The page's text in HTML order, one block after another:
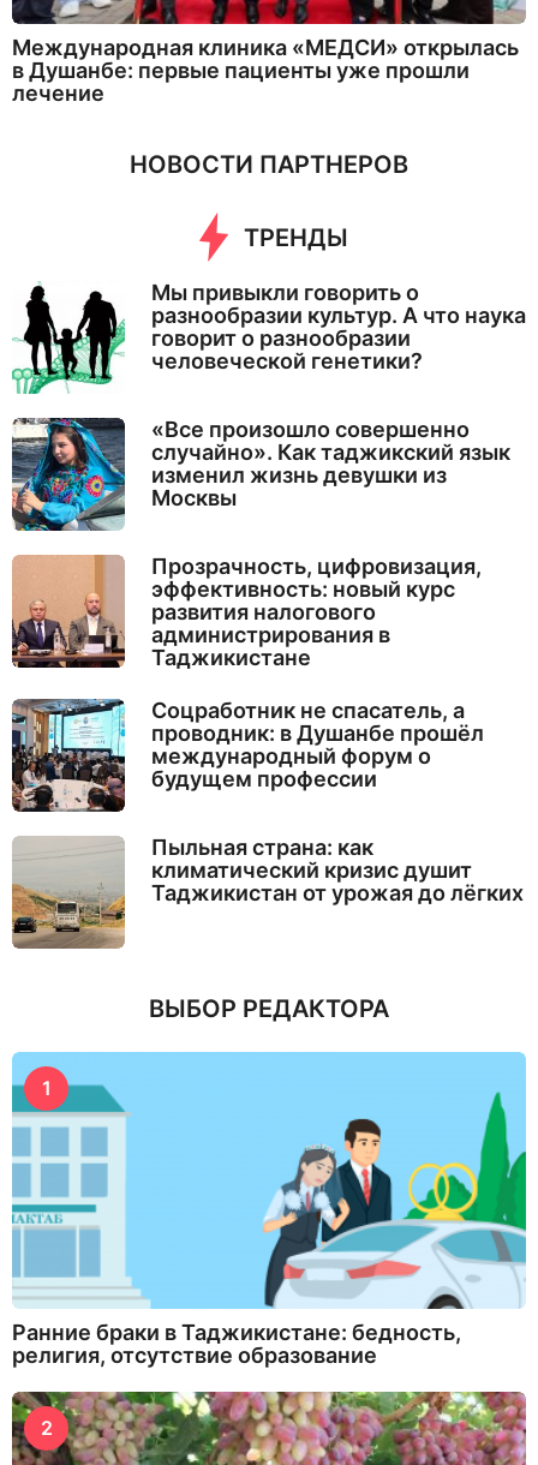
Международная клиника «МЕДСИ» открылась
в Душанбе: первые пациенты уже прошли
лечение
НОВОСТИ ПАРТНЕРОВ
ТРЕНДЫ
Мы привыкли говорить о
разнообразии культур. А что наука
говорит о разнообразии
человеческой генетики?
«Все произошло совершенно
случайно». Как таджикский язык
изменил жизнь девушки из
Москвы
Прозрачность, цифровизация,
эффективность: новый курс
развития налогового
администрирования в
Таджикистане
Соцработник не спасатель, а
проводник: в Душанбе прошёл
международный форум о
будущем профессии
Пыльная страна: как
климатический кризис душит
Таджикистан от урожая до лёгких
ВЫБОР РЕДАКТОРА
1
Ранние браки в Таджикистане: бедность,
религия, отсутствие образование
2